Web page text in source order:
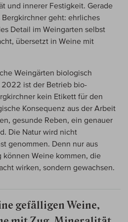
und innerer Festigkeit. Gerade
geht: ehrliches
Detail im Weingarten selbst
übersetzt in Weine mit
Weingärten biologisch
ist der Betrieb bio-
kein Etikett für den
Konsequenz aus der Arbeit
gesunde Reben, ein genauer
Die Natur wird nicht
genommen. Denn nur aus
Weine kommen, die
wirken, sondern gewachsen.
gefälligen Weine,